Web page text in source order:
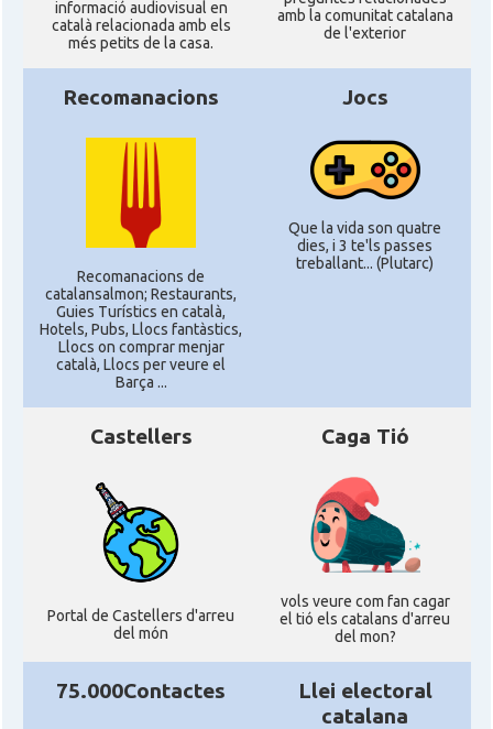
informació audiovisual en
català relacionada amb els
més petits de la casa.
amb la comunitat catalana
de l'exterior
Recomanacions
Recomanacions de
catalansalmon; Restaurants,
Guies Turístics en català,
Hotels, Pubs, Llocs fantàstics,
Llocs on comprar menjar
català, Llocs per veure el
Barça ...
Jocs
Que la vida son quatre
dies, i 3 te'ls passes
treballant... (Plutarc)
Castellers
Portal de Castellers d'arreu
del món
Caga Tió
vols veure com fan cagar
el tió els catalans d'arreu
del mon?
75.000Contactes
Llei electoral
catalana